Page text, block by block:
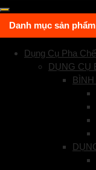
Danh mục sản phẩm
Dụng Cụ Pha Chế
DỤNG CỤ
BÌNH